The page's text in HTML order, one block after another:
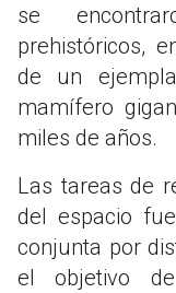
se
prehistóricos,
de un
mamífero
miles de años.
Las tareas de
del espacio
conjunta por
el objetivo